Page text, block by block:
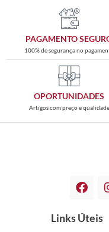
PAGAMENTO
100% de segurança no
OPORTUNIDADES
Artigos com preço e qualidade
Links Úteis